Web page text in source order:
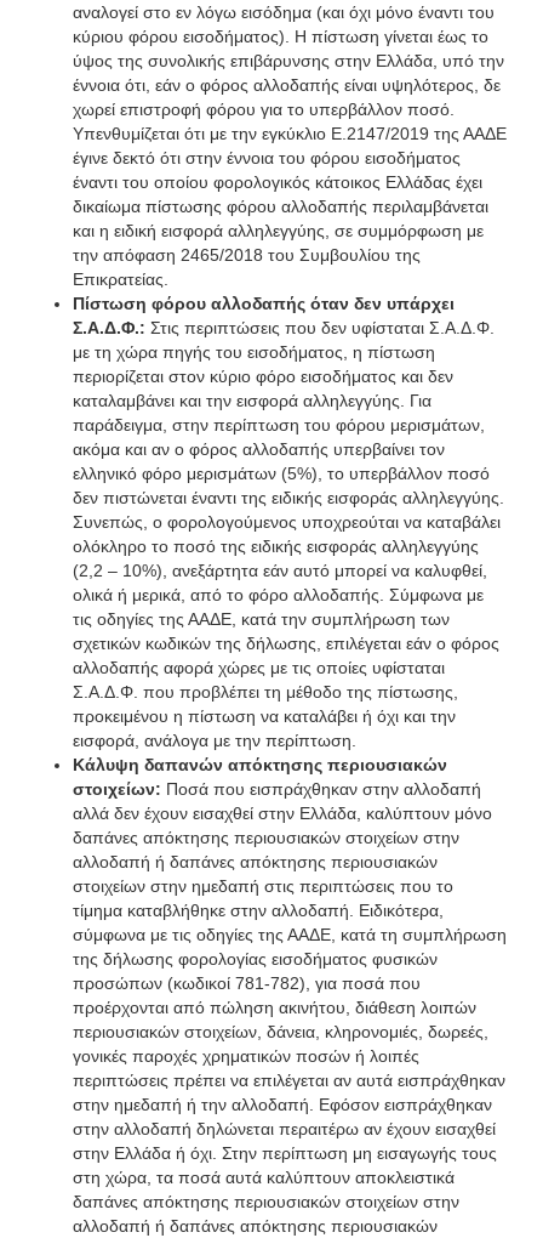
αναλογεί στο εν λόγω εισόδημα (και όχι μόνο έναντι του
κύριου φόρου εισοδήματος). Η πίστωση γίνεται έως το
ύψος της συνολικής επιβάρυνσης στην Ελλάδα, υπό την
έννοια ότι, εάν ο φόρος αλλοδαπής είναι υψηλότερος, δε
χωρεί επιστροφή φόρου για το υπερβάλλον ποσό.
Υπενθυμίζεται ότι με την εγκύκλιο Ε.2147/2019 της ΑΑΔΕ
έγινε δεκτό ότι στην έννοια του φόρου εισοδήματος
έναντι του οποίου φορολογικός κάτοικος Ελλάδας έχει
δικαίωμα πίστωσης φόρου αλλοδαπής περιλαμβάνεται
και η ειδική εισφορά αλληλεγγύης, σε συμμόρφωση με
την απόφαση 2465/2018 του Συμβουλίου της
Επικρατείας.
Πίστωση φόρου αλλοδαπής όταν δεν υπάρχει
Σ.Α.Δ.Φ.: Στις περιπτώσεις που δεν υφίσταται Σ.Α.Δ.Φ.
με τη χώρα πηγής του εισοδήματος, η πίστωση
περιορίζεται στον κύριο φόρο εισοδήματος και δεν
καταλαμβάνει και την εισφορά αλληλεγγύης. Για
παράδειγμα, στην περίπτωση του φόρου μερισμάτων,
ακόμα και αν ο φόρος αλλοδαπής υπερβαίνει τον
ελληνικό φόρο μερισμάτων (5%), το υπερβάλλον ποσό
δεν πιστώνεται έναντι της ειδικής εισφοράς αλληλεγγύης.
Συνεπώς, ο φορολογούμενος υποχρεούται να καταβάλει
ολόκληρο το ποσό της ειδικής εισφοράς αλληλεγγύης
(2,2 – 10%), ανεξάρτητα εάν αυτό μπορεί να καλυφθεί,
ολικά ή μερικά, από το φόρο αλλοδαπής. Σύμφωνα με
τις οδηγίες της ΑΑΔΕ, κατά την συμπλήρωση των
σχετικών κωδικών της δήλωσης, επιλέγεται εάν ο φόρος
αλλοδαπής αφορά χώρες με τις οποίες υφίσταται
Σ.Α.Δ.Φ. που προβλέπει τη μέθοδο της πίστωσης,
προκειμένου η πίστωση να καταλάβει ή όχι και την
εισφορά, ανάλογα με την περίπτωση.
Κάλυψη δαπανών απόκτησης περιουσιακών
στοιχείων: Ποσά που εισπράχθηκαν στην αλλοδαπή
αλλά δεν έχουν εισαχθεί στην Ελλάδα, καλύπτουν μόνο
δαπάνες απόκτησης περιουσιακών στοιχείων στην
αλλοδαπή ή δαπάνες απόκτησης περιουσιακών
στοιχείων στην ημεδαπή στις περιπτώσεις που το
τίμημα καταβλήθηκε στην αλλοδαπή. Ειδικότερα,
σύμφωνα με τις οδηγίες της ΑΑΔΕ, κατά τη συμπλήρωση
της δήλωσης φορολογίας εισοδήματος φυσικών
προσώπων (κωδικοί 781-782), για ποσά που
προέρχονται από πώληση ακινήτου, διάθεση λοιπών
περιουσιακών στοιχείων, δάνεια, κληρονομιές, δωρεές,
γονικές παροχές χρηματικών ποσών ή λοιπές
περιπτώσεις πρέπει να επιλέγεται αν αυτά εισπράχθηκαν
στην ημεδαπή ή την αλλοδαπή. Εφόσον εισπράχθηκαν
στην αλλοδαπή δηλώνεται περαιτέρω αν έχουν εισαχθεί
στην Ελλάδα ή όχι. Στην περίπτωση μη εισαγωγής τους
στη χώρα, τα ποσά αυτά καλύπτουν αποκλειστικά
δαπάνες απόκτησης περιουσιακών στοιχείων στην
αλλοδαπή ή δαπάνες απόκτησης περιουσιακών